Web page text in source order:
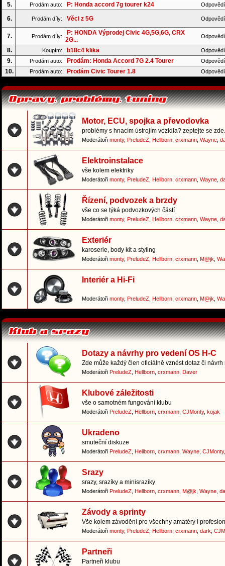
5. Prodám auto: P: Honda accord 7g tourer k24
6. Prodám díly: Věci z 5G
7. Prodám díly:
P: HONDA Výprodej Civic 4G,5G,6G, CRX
2G...
8. Koupím: b18c4 klika
9. Prodám auto: Prodám: Honda Accord 7G 2.4 Tourer
10. Prodám auto: Prodám Civic Tourer 1.8
Motor, ECU, spojka a převodovka
problémy s hnacím ústrojím vozidla? zeptejte se
Moderátoři monty, PreludeZ Hellborn crxmann Wayne
Elektroinstalace
vše kolem elektriky
Moderátoři monty, PreludeZ Hellborn crxmann Wayne
Řízení, podvozek a brzdy
vše co se týká podvozkových částí
Moderátoři monty, PreludeZ Hellborn crxmann Wayne
Exteriér
karoserie, body kit a styling
Moderátoři monty, PreludeZ Hellborn crxmann M@jk
Interiér a Hi-Fi
Moderátoři monty, PreludeZ Hellborn crxmann M@jk
Dotazy a návrhy pro vedení OS H-C
Zde může každý člen oficiálně vznést dotaz či
Moderátoři PreludeZ Hellborn crxmann Daver
Klubové záležitosti
vše o samotném fungování klubu
Moderátoři PreludeZ Hellborn crxmann CJMonty, kojak
Ukradeno
smuteční diskuze
Moderátoři PreludeZ Hellborn crxmann Wayne CJMonty
Srazy
srazy, srazíky a minisrazíky
Moderátoři PreludeZ Hellborn crxmann M@jk Wayne
Závody a sprinty
Vše kolem závodění pro všechny amatéry i
Moderátoři monty, PreludeZ Hellborn crxmann dark
Partneři
Partneři klubu